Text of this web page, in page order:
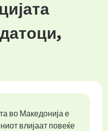
во Македонија е
влијаат повеќе